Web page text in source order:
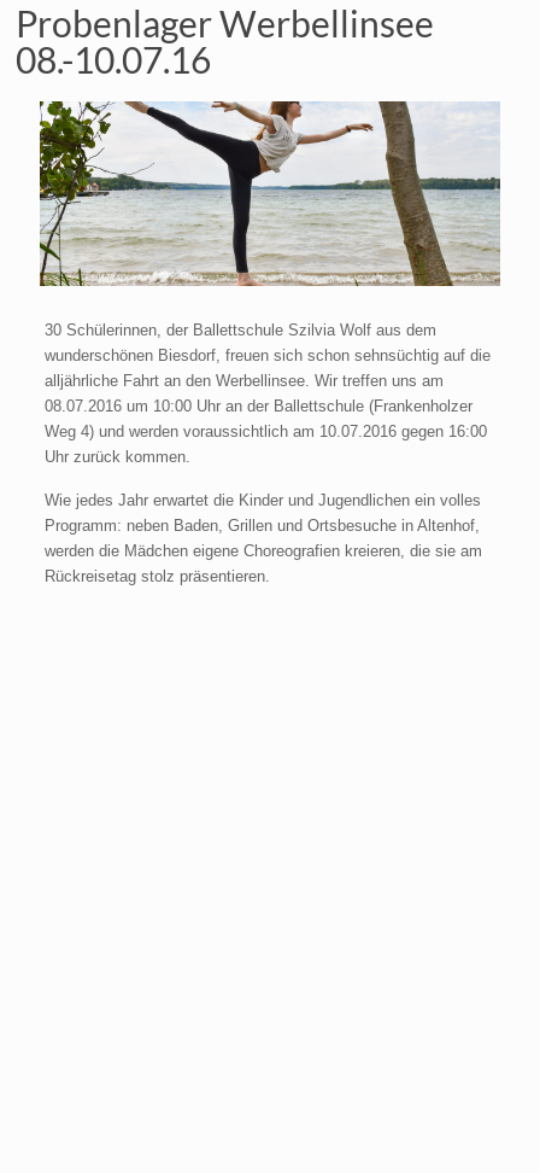
Probenlager Werbellinsee
08.-10.07.16
30 Schülerinnen, der Ballettschule Szilvia Wolf aus dem
wunderschönen Biesdorf, freuen sich schon sehnsüchtig auf die
alljährliche Fahrt an den Werbellinsee. Wir treffen uns am
08.07.2016 um 10:00 Uhr an der Ballettschule (Frankenholzer
Weg 4) und werden voraussichtlich am 10.07.2016 gegen 16:00
Uhr zurück kommen.
Wie jedes Jahr erwartet die Kinder und Jugendlichen ein volles
Programm: neben Baden, Grillen und Ortsbesuche in Altenhof,
werden die Mädchen eigene Choreografien kreieren, die sie am
Rückreisetag stolz präsentieren.